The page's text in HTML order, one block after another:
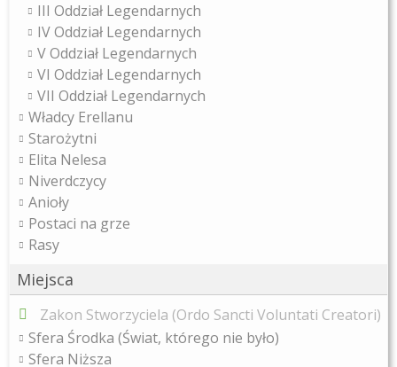
III Oddział Legendarnych
IV Oddział Legendarnych
V Oddział Legendarnych
VI Oddział Legendarnych
VII Oddział Legendarnych
Władcy Erellanu
Starożytni
Elita Nelesa
Niverdczycy
Anioły
Postaci na grze
Rasy
Miejsca
Zakon Stworzyciela (Ordo Sancti Voluntati Creatori)
Sfera Środka (Świat, którego nie było)
Sfera Niższa